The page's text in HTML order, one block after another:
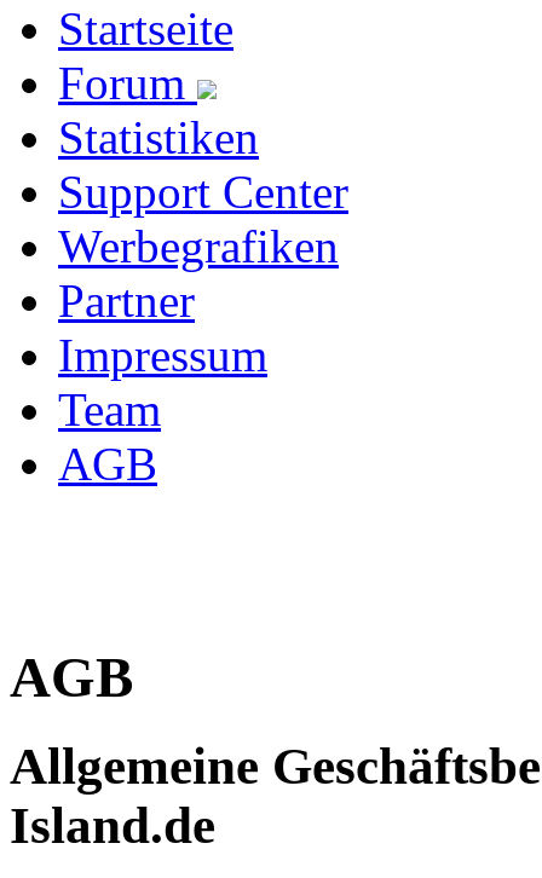
Startseite
Forum
Statistiken
Support Center
Werbegrafiken
Partner
Impressum
Team
AGB
AGB
Allgemeine
Island.de